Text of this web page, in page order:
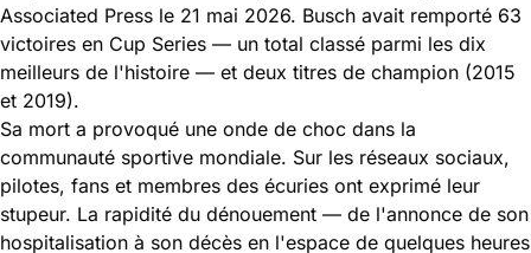
Associated Press le 21 mai 2026. Busch avait remporté 63
victoires en Cup Series — un total classé parmi les dix
meilleurs de l'histoire — et deux titres de champion (2015
et 2019).
Sa mort a provoqué une onde de choc dans la
communauté sportive mondiale. Sur les réseaux sociaux,
pilotes, fans et membres des écuries ont exprimé leur
stupeur. La rapidité du dénouement — de l'annonce de son
hospitalisation à son décès en l'espace de quelques heures